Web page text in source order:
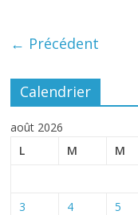
← Précédent
Calendrier
août 2026
L
M M
3
4 5